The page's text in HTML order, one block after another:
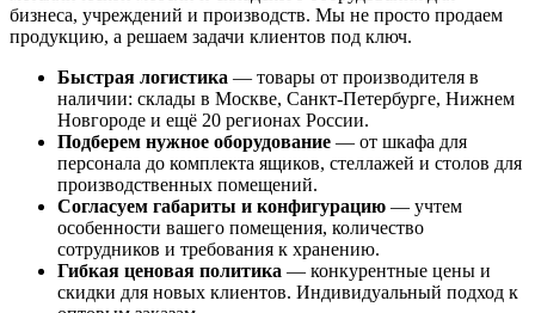
бизнеса, учреждений и производств. Мы не просто продаем
продукцию, а решаем задачи клиентов под ключ.
Быстрая логистика — товары от производителя в
наличии: склады в Москве, Санкт-Петербурге, Нижнем
Новгороде и ещё 20 регионах России.
Подберем нужное оборудование — от шкафа для
персонала до комплекта ящиков, стеллажей и столов для
производственных помещений.
Согласуем габариты и конфигурацию — учтем
особенности вашего помещения, количество
сотрудников и требования к хранению.
Гибкая ценовая политика — конкурентные цены и
скидки для новых клиентов. Индивидуальный подход к